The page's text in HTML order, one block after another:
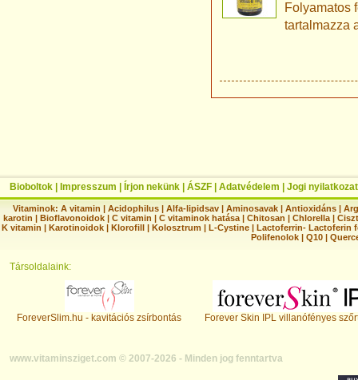
Folyamatos
tartalmazza
Bioboltok Impresszum Írjon nekünk ÁSZF Adatvédelem Jogi nyilatkozat
Vitaminok: A vitamin |Acidophilus |Alfa-lipidsav |Aminosavak |Antioxidáns |
karotin | Bioflavonoidok | C vitamin | C vitaminok hatása | Chitosan | Chlorella |
K vitamin | Karotinoidok | Klorofill | Kolosztrum | L-Cystine | Lactoferrin- Lactoferin
Polifenolok |Q10 |
Társoldalaink:
ForeverSlim.hu - kavitációs zsírbontás Forever Skin IPL villanófényes
www.vitaminsziget.com © 2007-2026 - Minden jog fenntartva